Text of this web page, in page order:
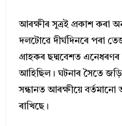
আৰক্ষীৰ সূত্ৰই প্ৰকাশ কৰা
দলটোৱে দীৰ্ঘদিনৰে পৰা
গ্ৰাহকৰ ছদ্মবেশত
আহিছিল। ঘটনাৰ সৈতে
সন্ধানত আৰক্ষীয়ে বৰ্তমানো
ৰাখিছে।